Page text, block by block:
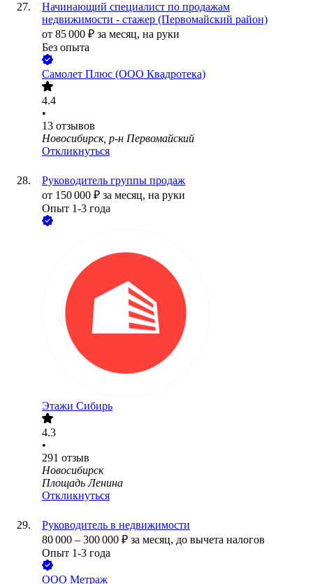
Начинающий специалист по продажам
недвижимости - стажер (Первомайский район)
от 85 000 ₽ за месяц, на руки
Без опыта
Самолет Плюс (ООО Квадротека)
4.4
•
13 отзывов
Новосибирск, р-н Первомайский
Откликнуться
Руководитель группы продаж
от 150 000 ₽ за месяц, на руки
Опыт 1-3 года
Этажи Сибирь
4.3
•
291 отзыв
Новосибирск
Площадь Ленина
Откликнуться
Руководитель в недвижимости
80 000 – 300 000 ₽ за месяц, до вычета налогов
Опыт 1-3 года
ООО Метраж